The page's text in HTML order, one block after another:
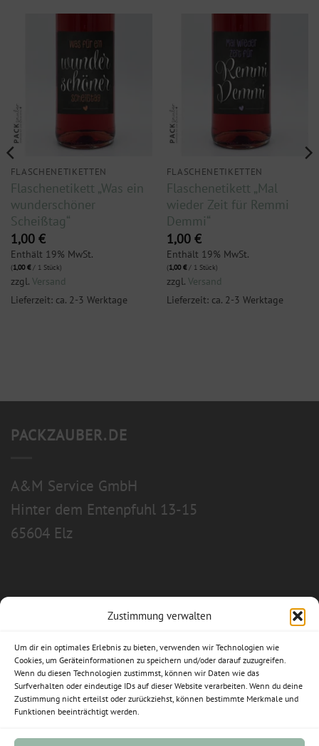
Zustimmung verwalten
Um dir ein optimales Erlebnis zu bieten, verwenden wir Technologien wie
Cookies, um Geräteinformationen zu speichern und/oder darauf zuzugreifen.
Wenn du diesen Technologien zustimmst, können wir Daten wie das
Surfverhalten oder eindeutige IDs auf dieser Website verarbeiten. Wenn du deine
Zustimmung nicht erteilst oder zurückziehst, können bestimmte Merkmale und
Funktionen beeinträchtigt werden.
FLASCHENETIKETTEN
Flaschenetikett „Was ein
wunderschöner
Scheißtag“
1,00 €
Enthält 19% MwSt.
(1,00€/ 1 Stück)
zzgl. Versand
Lieferzeit: ca. 2-3 Werktage
FLASCHENETIKETTEN
Flaschenetikett „Mal
wieder Zeit für Remmi
Demmi“
1,00 €
Enthält 19% MwSt.
(1,00€/ 1 Stück)
zzgl. Versand
Lieferzeit: ca. 2-3 Werktage
PACKZAUBER.DE
A&M Service GmbH
Hinter dem Entenpfuhl 13-15
65604 Elz
Allgemeine Geschäftsbedingungen
Impressum
Datenschutzerklärung